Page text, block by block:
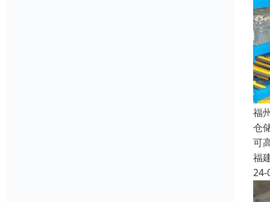
福
仓
可
福
24-